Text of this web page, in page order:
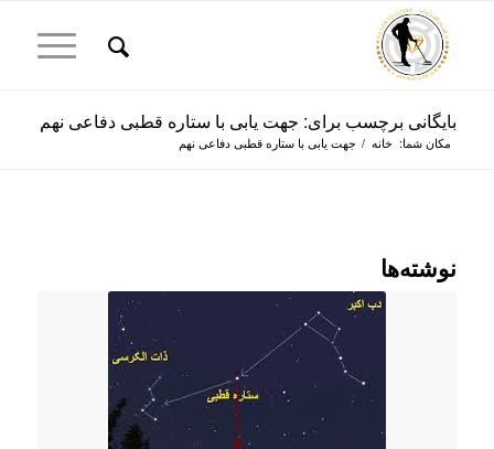
بایگانی برچسب برای: جهت یابی با ستاره قطبی دفاعی نهم
مکان شما: خانه / جهت یابی با ستاره قطبی دفاعی نهم
نوشته‌ها